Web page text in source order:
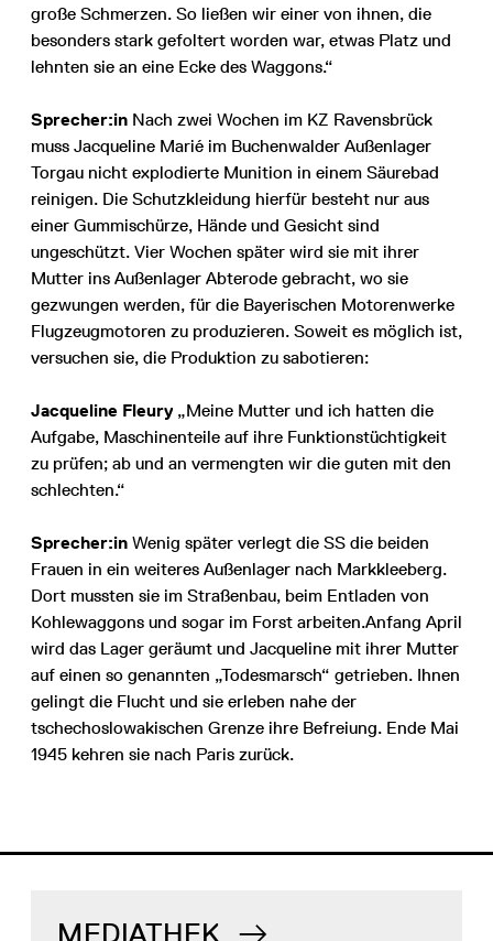
große Schmerzen. So ließen wir einer von ihnen, die
besonders stark gefoltert worden war, etwas Platz und
lehnten sie an eine Ecke des Waggons.“
Sprecher:in Nach zwei Wochen im KZ Ravensbrück
muss Jacqueline Marié im Buchenwalder Außenlager
Torgau nicht explodierte Munition in einem Säurebad
reinigen. Die Schutzkleidung hierfür besteht nur aus
einer Gummischürze, Hände und Gesicht sind
ungeschützt. Vier Wochen später wird sie mit ihrer
Mutter ins Außenlager Abterode gebracht, wo sie
gezwungen werden, für die Bayerischen Motorenwerke
Flugzeugmotoren zu produzieren. Soweit es möglich ist,
versuchen sie, die Produktion zu sabotieren:
Jacqueline Fleury „Meine Mutter und ich hatten die
Aufgabe, Maschinenteile auf ihre Funktionstüchtigkeit
zu prüfen; ab und an vermengten wir die guten mit den
schlechten.“
Sprecher:in Wenig später verlegt die SS die beiden
Frauen in ein weiteres Außenlager nach Markkleeberg.
Dort mussten sie im Straßenbau, beim Entladen von
Kohlewaggons und sogar im Forst arbeiten.Anfang April
wird das Lager geräumt und Jacqueline mit ihrer Mutter
auf einen so genannten „Todesmarsch“ getrieben. Ihnen
gelingt die Flucht und sie erleben nahe der
tschechoslowakischen Grenze ihre Befreiung. Ende Mai
1945 kehren sie nach Paris zurück.
MEDIATHEK